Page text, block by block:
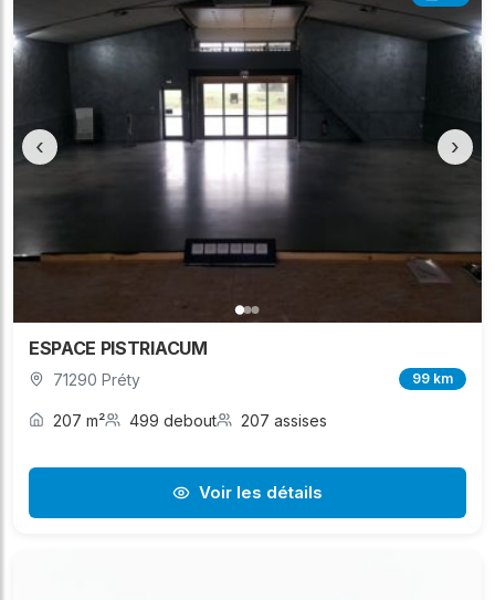
‹ ›
ESPACE PISTRIACUM
71290 Préty 99 km
207 m² 499 debout 207 assises
Voir les détails